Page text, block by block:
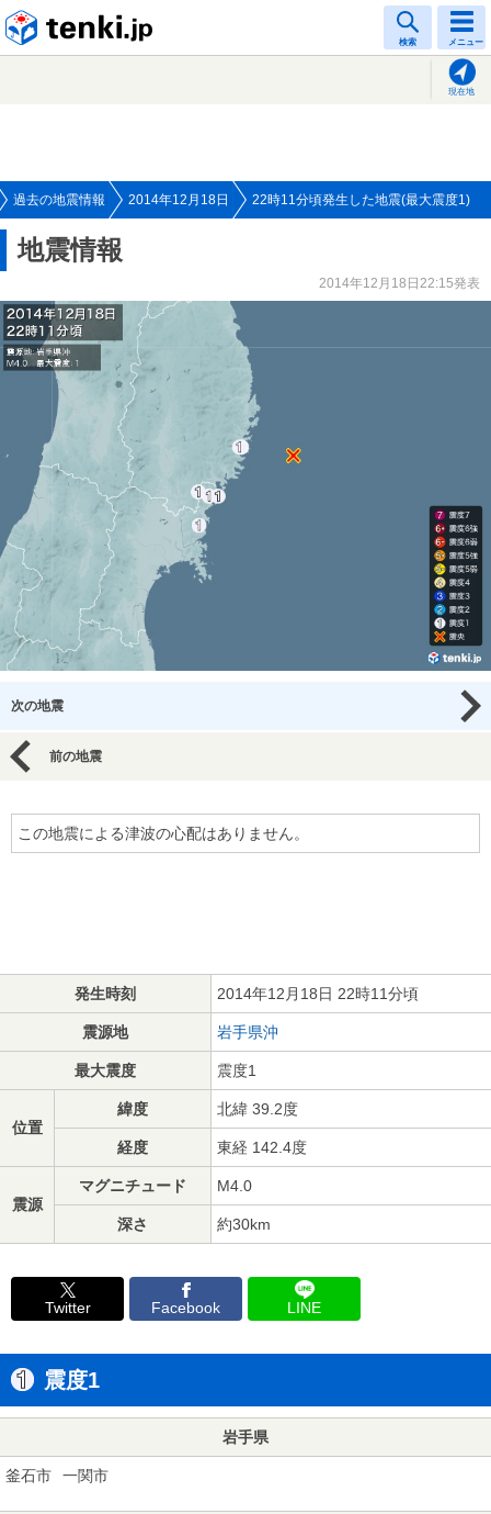
検索 メニュー
現在地
過去の地震情報 2014年12月18日 22時11分頃発生した地震(最大震度1)
地震情報
2014年12月18日22:15発表
次の地震
前の地震
この地震による津波の心配はありません。
発生時刻 2014年12月18日 22時11分頃
震源地 岩手県沖
最大震度 震度1
位置
緯度 北緯 39.2度
経度 東経 142.4度
震源
マグニチュード M4.0
深さ 約30km
Twitter Facebook LINE
震度1
岩手県
釜石市 一関市